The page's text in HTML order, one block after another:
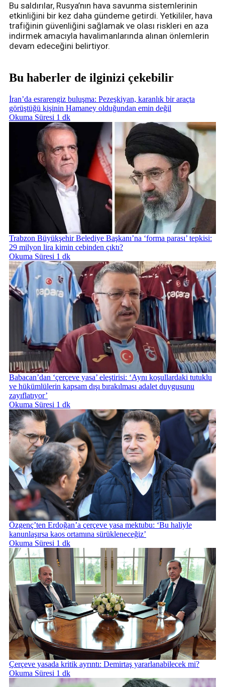
Bu saldırılar, Rusya’nın hava savunma sistemlerinin
etkinliğini bir kez daha gündeme getirdi. Yetkililer, hava
trafiğinin güvenliğini sağlamak ve olası riskleri en aza
indirmek amacıyla havalimanlarında alınan önlemlerin
devam edeceğini belirtiyor.
Bu haberler de ilginizi çekebilir
İran’da esrarengiz buluşma: Pezeşkiyan, karanlık bir araçta
görüştüğü kişinin Hamaney olduğundan emin değil
Okuma Süresi 1 dk
Trabzon Büyükşehir Belediye Başkanı’na ‘forma parası’ tepkisi:
29 milyon lira kimin cebinden çıktı?
Okuma Süresi 1 dk
Babacan’dan ‘çerçeve yasa’ eleştirisi: ‘Aynı koşullardaki tutuklu
ve hükümlülerin kapsam dışı bırakılması adalet duygusunu
zayıflatıyor’
Okuma Süresi 1 dk
Özgenç’ten Erdoğan’a çerçeve yasa mektubu: ‘Bu haliyle
kanunlaşırsa kaos ortamına sürükleneceğiz’
Okuma Süresi 1 dk
Çerçeve yasada kritik ayrıntı: Demirtaş yararlanabilecek mi?
Okuma Süresi 1 dk